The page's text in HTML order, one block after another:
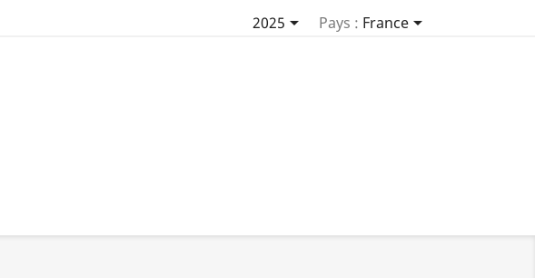
2025 Pays : France